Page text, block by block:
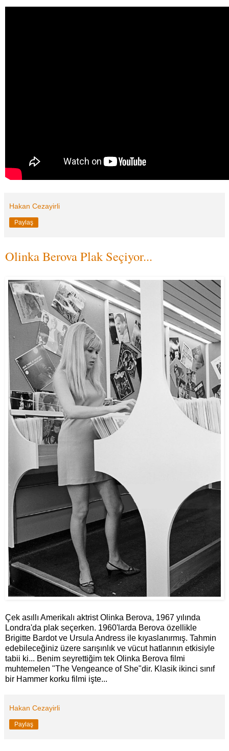
Hakan Cezayirli
Paylaş
Olinka Berova Plak Seçiyor...
Çek asıllı Amerikalı aktrist Olinka Berova, 1967 yılında
Londra'da plak seçerken. 1960'larda Berova özellikle
Brigitte Bardot ve Ursula Andress ile kıyaslanırmış. Tahmin
edebileceğiniz üzere sarışınlık ve vücut hatlarının etkisiyle
tabii ki... Benim seyrettiğim tek Olinka Berova filmi
muhtemelen "The Vengeance of She"dir. Klasik ikinci sınıf
bir Hammer korku filmi işte...
Hakan Cezayirli
Paylaş